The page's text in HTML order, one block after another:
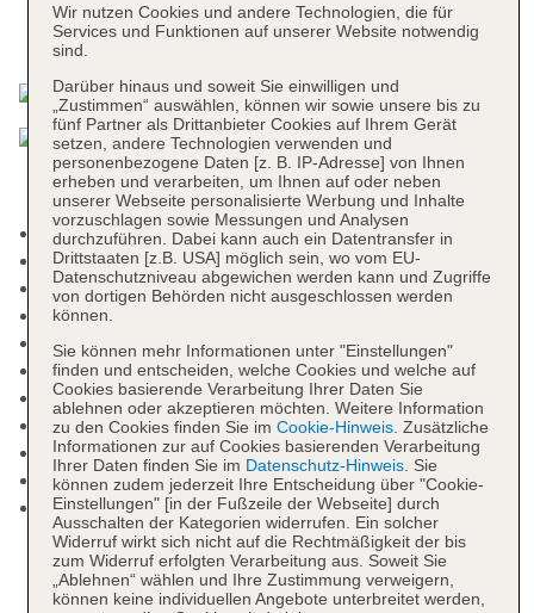
Das bietet Ihre Unterkunft
Check-in Zeit ab 14:00 Uhr
Check-out Zeit bis 11:00 Uhr
Rezeption, Hotelsafe
Gartenanlage, Sonnenterrasse
Pools: 2
Kinderpool
Adults-only-Pool: Outdoor
Badetücher: ohne Gebühr
Souvenirshop, Boutique
Casino
Internet: WLAN/WiFi, im gesamten Hotel
(Anlage): ohne Gebühr, im öffentlichen Bereich:
ohne Gebühr, an der Rezeption/in der Lobby:
ohne Gebühr, in der Bar: ohne Gebühr, am Pool:
Wir nutzen Cookies und andere Technologien, die für
Services und Funktionen auf unserer Website notwendig
sind.
Darüber hinaus und soweit Sie einwilligen und
„Zustimmen“ auswählen, können wir sowie unsere bis zu
fünf Partner als Drittanbieter Cookies auf Ihrem Gerät
setzen, andere Technologien verwenden und
personenbezogene Daten [z. B. IP-Adresse] von Ihnen
erheben und verarbeiten, um Ihnen auf oder neben
unserer Webseite personalisierte Werbung und Inhalte
vorzuschlagen sowie Messungen und Analysen
durchzuführen. Dabei kann auch ein Datentransfer in
Drittstaaten [z.B. USA] möglich sein, wo vom EU-
Datenschutzniveau abgewichen werden kann und Zugriffe
von dortigen Behörden nicht ausgeschlossen werden
können.
Sie können mehr Informationen unter "Einstellungen"
finden und entscheiden, welche Cookies und welche auf
Cookies basierende Verarbeitung Ihrer Daten Sie
ablehnen oder akzeptieren möchten. Weitere Information
zu den Cookies finden Sie im Cookie-Hinweis. Zusätzliche
Informationen zur auf Cookies basierenden Verarbeitung
Ihrer Daten finden Sie im Datenschutz-Hinweis. Sie
können zudem jederzeit Ihre Entscheidung über "Cookie-
Einstellungen" [in der Fußzeile der Webseite] durch
Ausschalten der Kategorien widerrufen. Ein solcher
Widerruf wirkt sich nicht auf die Rechtmäßigkeit der bis
zum Widerruf erfolgten Verarbeitung aus. Soweit Sie
„Ablehnen“ wählen und Ihre Zustimmung verweigern,
können keine individuellen Angebote unterbreitet werden,